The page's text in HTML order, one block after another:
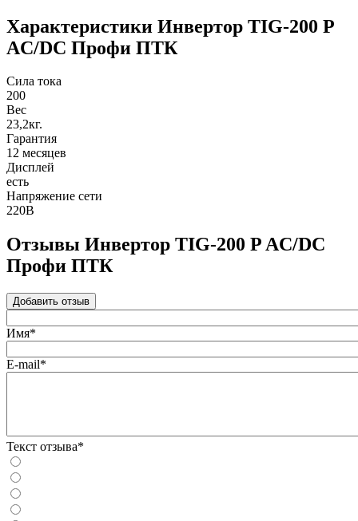
Характеристики Инвертор TIG-200 P
AC/DC Профи ПТК
Сила тока
200
Вес
23,2кг.
Гарантия
12 месяцев
Дисплей
есть
Напряжение сети
220В
Отзывы Инвертор TIG-200 P AC/DC
Профи ПТК
Добавить отзыв
Имя*
E-mail*
Текст отзыва*